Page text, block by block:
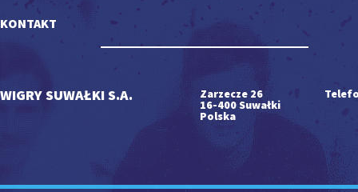
KONTAKT
WIGRY SUWAŁKI S.A. Zarzecze 26
16-400 Suwałki
Polska